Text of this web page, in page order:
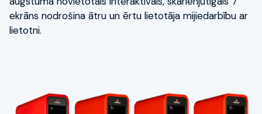
ekrāns nodrošina ātru un ērtu lietotāja mijiedarbību ar
lietotni.